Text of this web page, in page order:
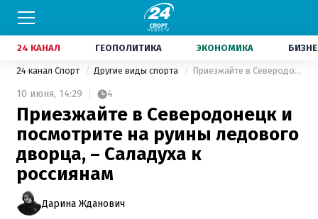
24 КАНАЛ ГЕОПОЛИТИКА ЭКОНОМИКА
24 канал Спорт Другие виды спорта Приезжайте в Северодонецк и посмотрите на руины ледового дворца, – Саладуха к россиянам
10 июня, 14:29 4
Приезжайте в Северодонецк и
посмотрите на руины ледового
дворца, – Саладуха к
россиянам
Дарина Жданович